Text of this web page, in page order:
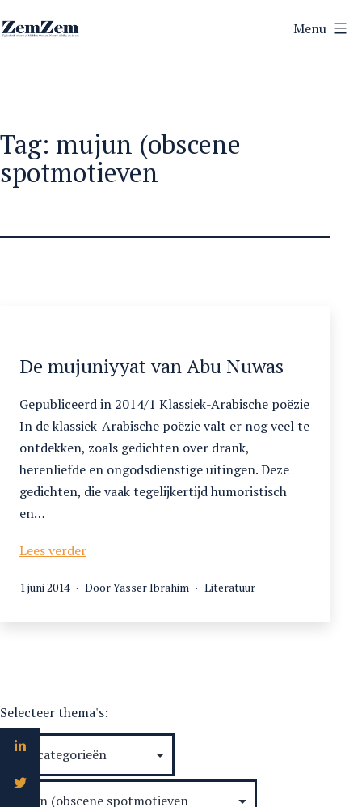
naar
Menu
Tag: mujun (obscene
spotmotieven
De mujuniyyat van Abu Nuwas
Gepubliceerd in 2014/1 Klassiek-Arabische poëzie
In de klassiek-Arabische poëzie valt er nog veel te
ontdekken, zoals gedichten over drank,
herenliefde en ongodsdienstige uitingen. Deze
gedichten, die vaak tegelijkertijd humoristisch
en…
Lees verderDe
van
Gepubliceerd
1 juni 2014 DoorYasser Ibrahim
Gecategoriseerd
Literatuur
Selecteer thema's: